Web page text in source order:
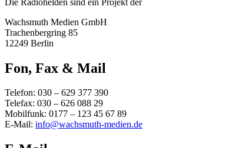
Wachsmuth Medien GmbH
Trachenbergring 85
12249 Berlin
Fon, Fax & Mail
Telefon: 030 – 629 377 390
Telefax: 030 – 626 088 29
Mobilfunk: 0177 – 123 45 67 89
E-Mail: info@wachsmuth-medien.de